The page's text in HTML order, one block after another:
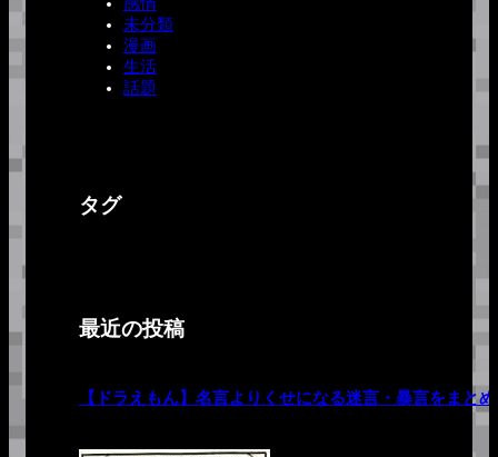
感情
未分類
漫画
生活
話題
タグ
最近の投稿
【ドラえもん】名言よりくせになる迷言・暴言をまと